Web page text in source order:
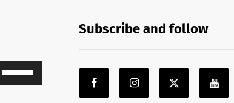
les
Subscribe and follow